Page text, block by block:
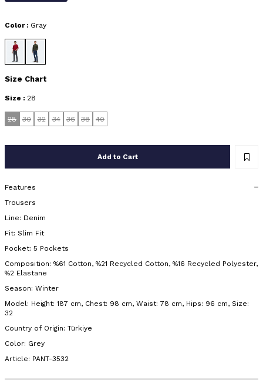
Color : Gray
Size Chart
Size : 28
28 30 32 34 36 38 40
Add to Cart
Features
Trousers
Line: Denim
Fit: Slim Fit
Pocket: 5 Pockets
Composition: %61 Cotton, %21 Recycled Cotton, %16 Recycled Polyester,
%2 Elastane
Season: Winter
Model: Height: 187 cm, Chest: 98 cm, Waist: 78 cm, Hips: 96 cm, Size:
32
Country of Origin: Türkiye
Color: Grey
Article: PANT-3532